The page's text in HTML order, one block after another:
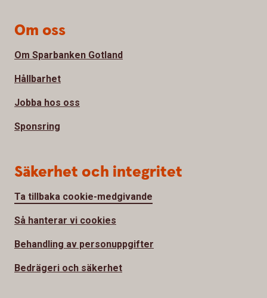
Om oss
Om Sparbanken Gotland
Hållbarhet
Jobba hos oss
Sponsring
Säkerhet och integritet
Ta tillbaka cookie-medgivande
Så hanterar vi cookies
Behandling av personuppgifter
Bedrägeri och säkerhet